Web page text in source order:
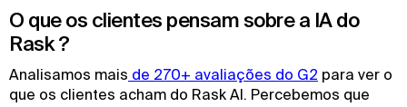
O que os clientes pensam sobre a IA do
Rask ?
Analisamos mais de 270+ avaliações do G2 para ver o
que os clientes acham do Rask AI. Percebemos que